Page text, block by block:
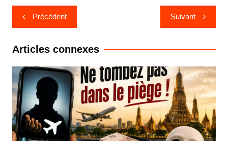
Navigation
de
l’article
Précédent Suivant
Articles connexes